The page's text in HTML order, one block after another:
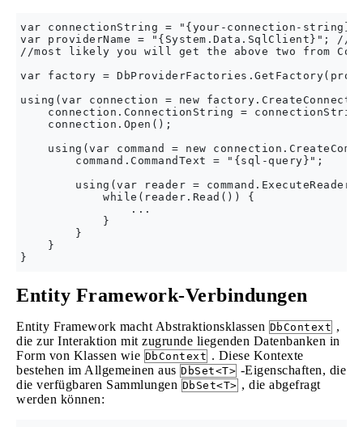
var connectionString = "{your-connection-
var providerName = "{System.Data.SqlClient}"; //
//most likely you will get the above two from
var factory =
using(var connection = new
connection.ConnectionString =
    connection.Open();
using(var command = new
command.CommandText = "{sql-query}";
using(var reader =
            while(reader.Read()) {
                ...
            }
        }
    }
Entity Framework-Verbindungen
Entity Framework macht Abstraktionsklassen DbContext ,
die zur Interaktion mit zugrunde liegenden Datenbanken in
Form von Klassen wie DbContext . Diese Kontexte
bestehen im Allgemeinen aus DbSet<T> -Eigenschaften, die
die verfügbaren Sammlungen DbSet<T> , die abgefragt
werden können: